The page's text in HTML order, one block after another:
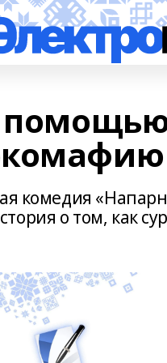
комедия
о том, как